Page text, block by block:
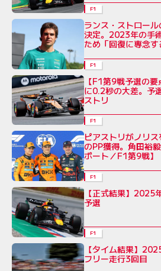
F1
ランス・ストロー
決定。2023年の手
ため「回復に専念す
F1
【F1第9戦予選の
に0.2秒の大差。予
ストリ
F1
ピアストリがノリ
のPP獲得。角田裕
ポート／F1第9戦】
F1
【正式結果】
予選
F1
【タイム結果】
フリー走行3回目